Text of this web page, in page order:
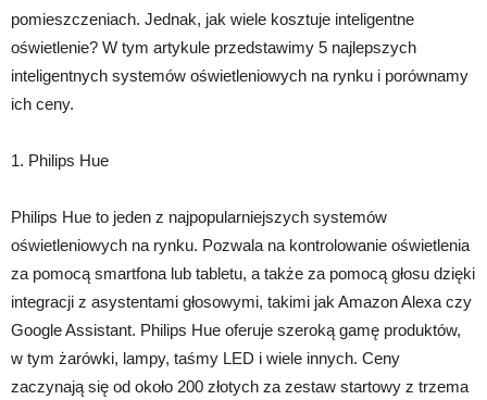
pomieszczeniach. Jednak, jak wiele kosztuje inteligentne
oświetlenie? W tym artykule przedstawimy 5 najlepszych
inteligentnych systemów oświetleniowych na rynku i porównamy
ich ceny.
1. Philips Hue
Philips Hue to jeden z najpopularniejszych systemów
oświetleniowych na rynku. Pozwala na kontrolowanie oświetlenia
za pomocą smartfona lub tabletu, a także za pomocą głosu dzięki
integracji z asystentami głosowymi, takimi jak Amazon Alexa czy
Google Assistant. Philips Hue oferuje szeroką gamę produktów,
w tym żarówki, lampy, taśmy LED i wiele innych. Ceny
zaczynają się od około 200 złotych za zestaw startowy z trzema